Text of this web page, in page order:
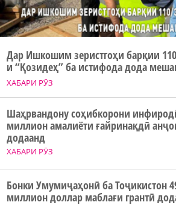
ХАБАРИ РӮЗ
Дар Ишкошим зеристгоҳи барқии
и “Қозидеҳ” ба истифода дода
ХАБАРИ РӮЗ
Шаҳрвандону соҳибкорони
миллион амалиёти ғайринақдӣ
додаанд
Бонки Умумиҷаҳонӣ ба Тоҷикистон
миллион доллар маблағи грантӣ